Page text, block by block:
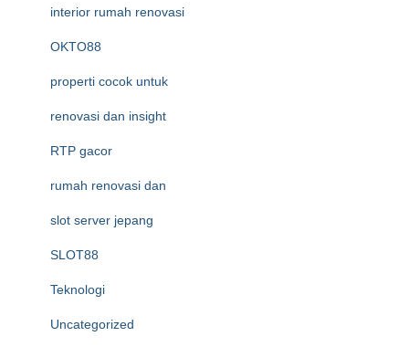
interior rumah renovasi
OKTO88
properti cocok untuk
renovasi dan insight
RTP gacor
rumah renovasi dan
slot server jepang
SLOT88
Teknologi
Uncategorized